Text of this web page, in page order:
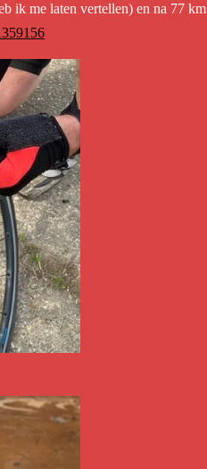
ik me laten vertellen) en na 77